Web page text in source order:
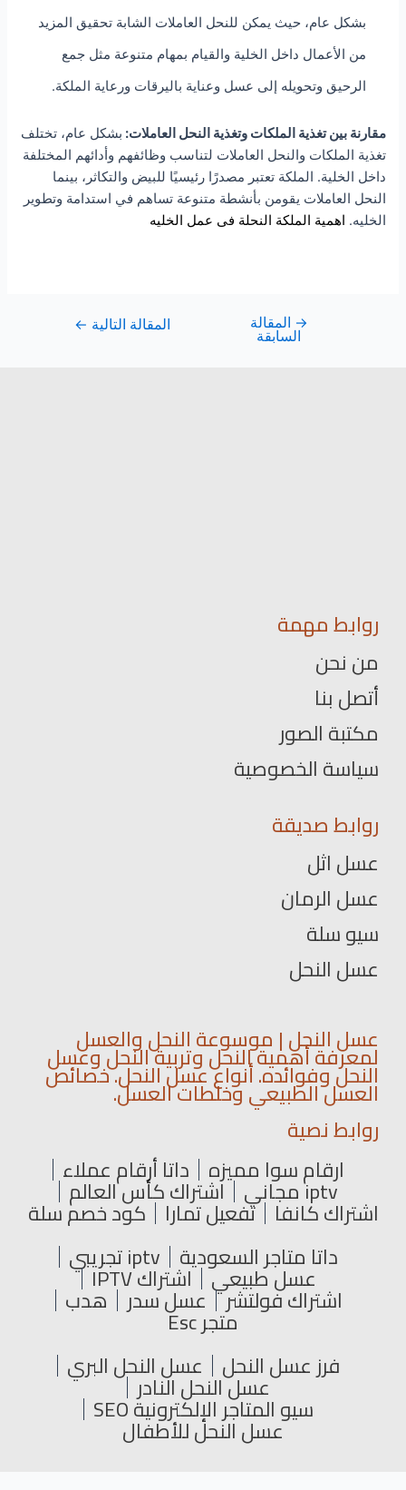
بشكل عام، حيث يمكن للنحل العاملات الشابة تحقيق المزيد
من الأعمال داخل الخلية والقيام بمهام متنوعة مثل جمع
الرحيق وتحويله إلى عسل وعناية باليرقات ورعاية الملكة.
مقارنة بين تغذية الملكات وتغذية النحل العاملات: بشكل عام، تختلف
تغذية الملكات والنحل العاملات لتناسب وظائفهم وأدائهم المختلفة
داخل الخلية. الملكة تعتبر مصدرًا رئيسيًا للبيض والتكاثر، بينما
النحل العاملات يقومن بأنشطة متنوعة تساهم في استدامة وتطوير
الخليه. اهمية الملكة النحلة فى عمل الخليه
→ المقالة
السابقة
المقالة التالية ←
روابط مهمة
من نحن
أتصل بنا
مكتبة الصور
سياسة الخصوصية
روابط صديقة
عسل اثل
عسل الرمان
سيو سلة
عسل النحل
عسل النحل | موسوعة النحل والعسل
لمعرفة أهمية النحل وتربية النحل وعسل
النحل وفوائده. أنواع عسل النحل. خصائص
العسل الطبيعي وخلطات العسل.
روابط نصية
ارقام سوا مميزه داتا أرقام عملاء
iptv مجاني اشتراك كأس العالم
اشتراك كانفا تفعيل تمارا كود خصم سلة
داتا متاجر السعودية iptv تجريبي
عسل طبيعي اشتراك IPTV
اشتراك فولتشر عسل سدر هدب
متجر Esc
فرز عسل النحل عسل النحل البري
عسل النحل النادر
سيو المتاجر الإلكترونية SEO
عسل النحل للأطفال